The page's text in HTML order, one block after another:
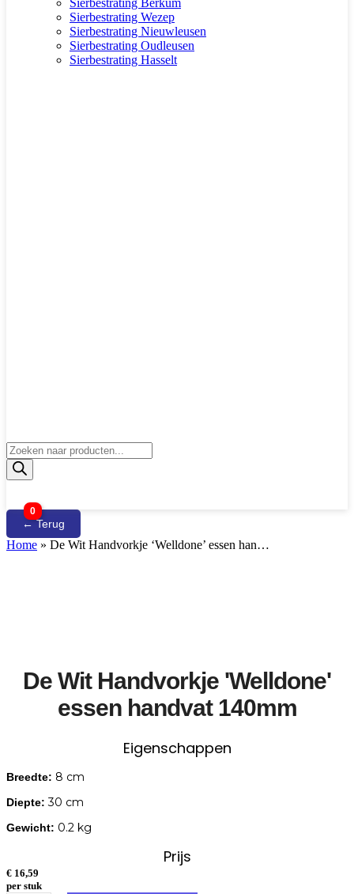
Sierbestrating Wezep
Sierbestrating Nieuwleusen
Sierbestrating Oudleusen
Sierbestrating Hasselt
Producten
zoeken
0
← Terug
Home » De Wit Handvorkje ‘Welldone’ essen han…
De Wit Handvorkje 'Welldone'
essen handvat 140mm
Eigenschappen
Breedte: 8 cm
Diepte: 30 cm
Gewicht: 0.2 kg
Prijs
€ 16,59
per stuk